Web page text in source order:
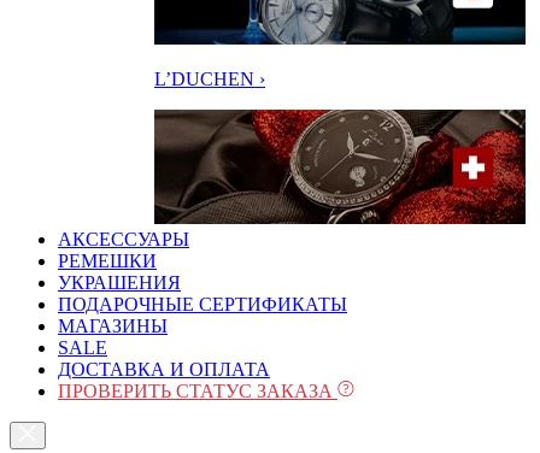
L’DUCHEN ›
АКСЕССУАРЫ
РЕМЕШКИ
УКРАШЕНИЯ
ПОДАРОЧНЫЕ СЕРТИФИКАТЫ
МАГАЗИНЫ
SALE
ДОСТАВКА И ОПЛАТА
ПРОВЕРИТЬ СТАТУС ЗАКАЗА